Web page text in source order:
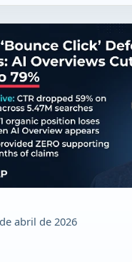
abril de 2026